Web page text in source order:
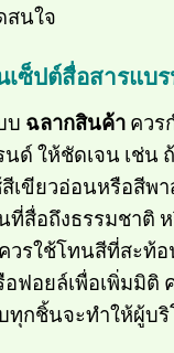
สนใจ
เซ็ปต์สื่อสารแบ
บ ฉลากสินค้า ควร
ด์ ให้ชัดเจน เช่น
เขียวอ่อนหรือสีพ
ที่สื่อถึงธรรมชาติ
วรใช้โทนสีที่สะท้
ฟอยล์เพื่อเพิ่มมิติ
ทุกชิ้นจะทำให้ผู้บริ